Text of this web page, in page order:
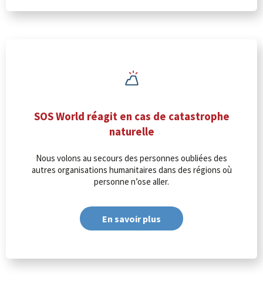
SOS World réagit en cas de catastrophe
naturelle
Nous volons au secours des personnes oubliées des
autres organisations humanitaires dans des régions où
personne n’ose aller.
En savoir plus